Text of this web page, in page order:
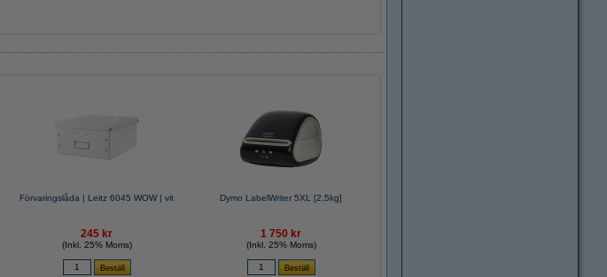
Förvaringslåda | Leitz 6045 WOW | vit
245 kr
(Inkl. 25% Moms)
Dymo LabelWriter 5XL [2,5kg]
1 750 kr
(Inkl. 25% Moms)